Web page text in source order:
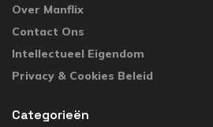
Over Manflix
Contact Ons
Intellectueel Eigendom
Privacy & Cookies Beleid
Categorieën